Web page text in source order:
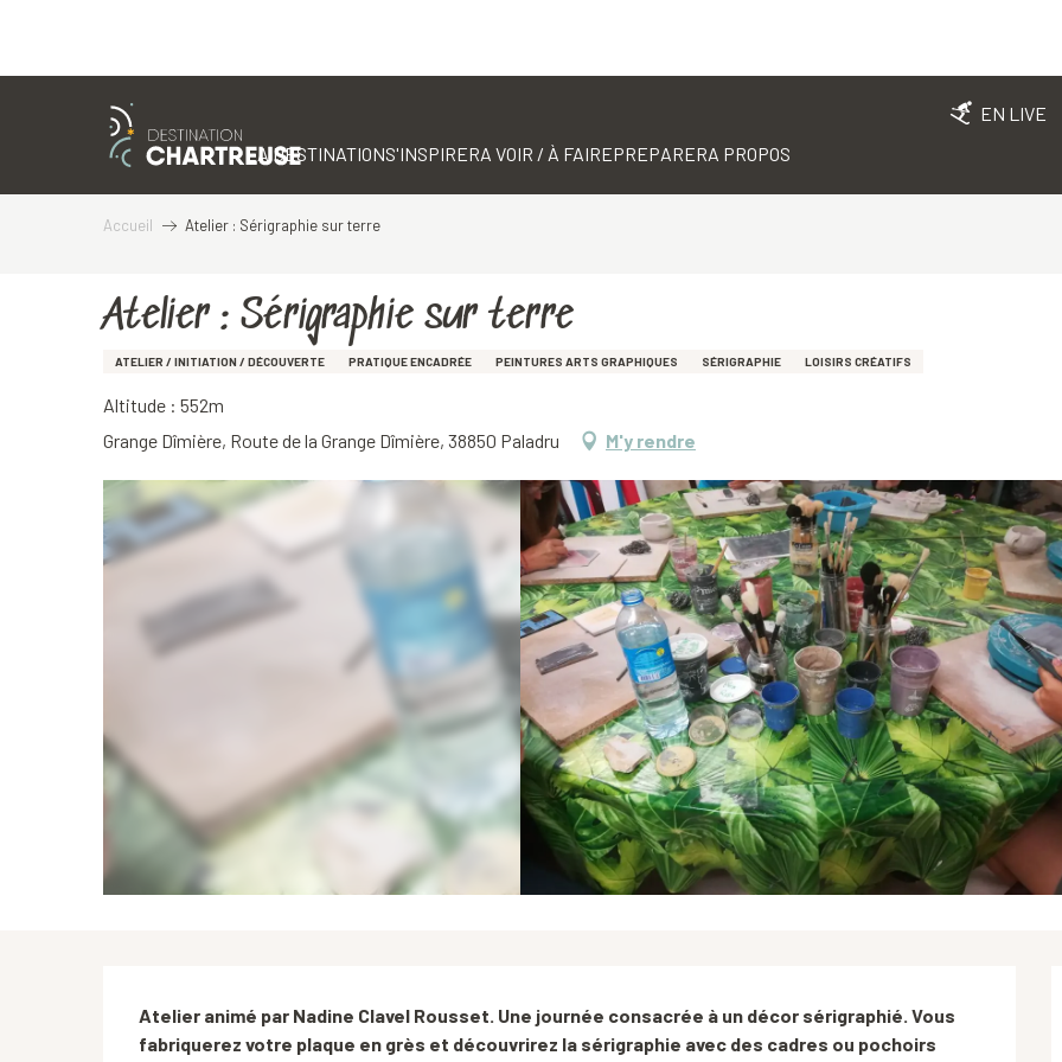
EN LIVE
LA DESTINATIONS'INSPIRERA VOIR / À FAIREPREPARERA PROPOS
Accueil Atelier : Sérigraphie sur terre
Atelier : Sérigraphie sur terre
ATELIER / INITIATION / DÉCOUVERTE PRATIQUE ENCADRÉE PEINTURES ARTS GRAPHIQUES SÉRIGRAPHIE LOISIRS CRÉATIFS
Altitude : 552m
Grange Dîmière, Route de la Grange Dîmière, 38850 Paladru
M'y rendre
Description
Atelier animé par Nadine Clavel Rousset. Une journée consacrée à un décor sérigraphié. Vous
fabriquerez votre plaque en grès et découvrirez la sérigraphie avec des cadres ou pochoirs